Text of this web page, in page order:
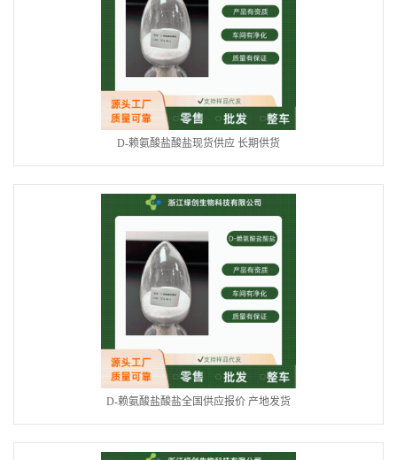
D-赖氨酸盐酸盐现货供应 长期供货
D-赖氨酸盐酸盐全国供应报价 产地发货